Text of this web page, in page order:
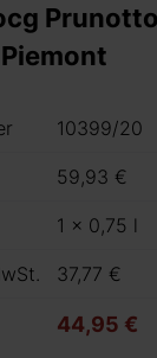
10399/20
59,93 €
1 x 0,75 l
37,77 €
44,95 €